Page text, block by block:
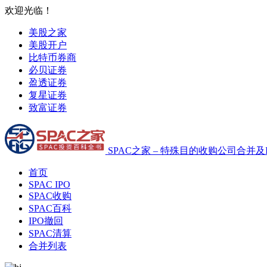
欢迎光临！
美股之家
美股开户
比特币券商
必贝证券
盈透证券
复星证券
致富证券
SPAC之家 – 特殊目的收购公司合并
首页
SPAC IPO
SPAC收购
SPAC百科
IPO撤回
SPAC清算
合并列表